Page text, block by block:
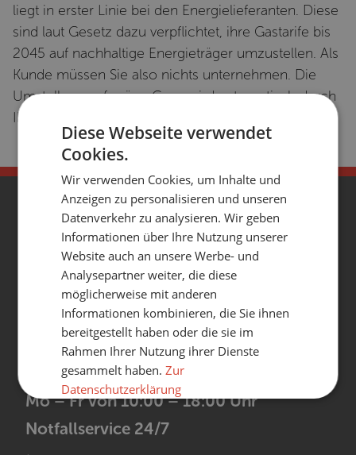
liegt in erster Linie bei den Energielieferanten. Diese
sind laut Gesetz dazu verpflichtet, ihre Gastarife bis
2045 auf nachhaltige Energieträger umzustellen. Als
Kunde müssen Sie also nichts unternehmen. Die
Umstellung auf grüne Gase wird automatisch durch
Ihren Energielieferanten geschehen.
Kontakt
Kundenservice
produktinformationen@homeserve.de
069 9675 8486
Mo – Fr von 10:00 – 18:00 Uhr
Notfallservice 24/7
Diese Webseite verwendet
Cookies.
Wir verwenden Cookies, um Inhalte und
Anzeigen zu personalisieren und unseren
Datenverkehr zu analysieren. Wir geben
Informationen über Ihre Nutzung unserer
Website auch an unsere Werbe- und
Analysepartner weiter, die diese
möglicherweise mit anderen
Informationen kombinieren, die Sie ihnen
bereitgestellt haben oder die sie im
Rahmen Ihrer Nutzung ihrer Dienste
gesammelt haben.Zur
Datenschutzerklärung
Unbedingt
erforderlich